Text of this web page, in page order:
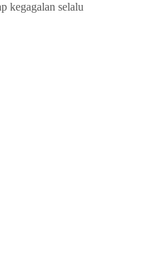
kegagalan selalu